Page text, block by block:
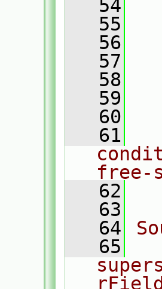
   54
   55
   56
   57
   58
   59
   60
   61
free-
   62
   63
   64
   65